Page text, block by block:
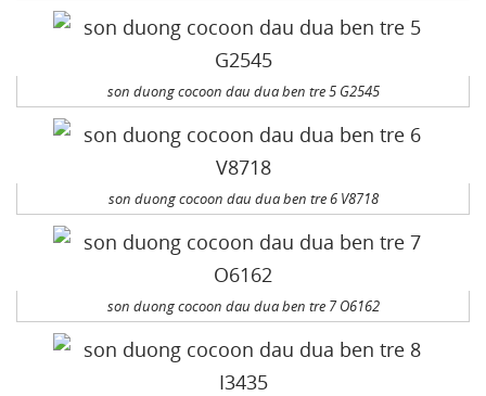
son duong cocoon dau dua ben tre 5 G2545
son duong cocoon dau dua ben tre 6 V8718
son duong cocoon dau dua ben tre 7 O6162